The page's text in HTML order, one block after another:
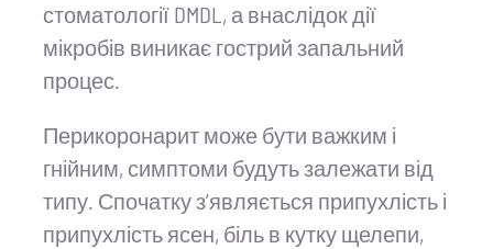
стоматології DMDL, а внаслідок дії
мікробів виникає гострий запальний
процес.
Перикоронарит може бути важким і
гнійним, симптоми будуть залежати від
типу. Спочатку з’являється припухлість і
припухлість ясен, біль в кутку щелепи,